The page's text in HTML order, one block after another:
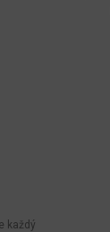
každý